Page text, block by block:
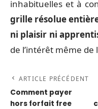
inhabituelles et à
grille résolue
ni plaisir ni
de l’intérêt même de
ARTICLE PRÉCÉDENT
Comment payer
hors forfait free